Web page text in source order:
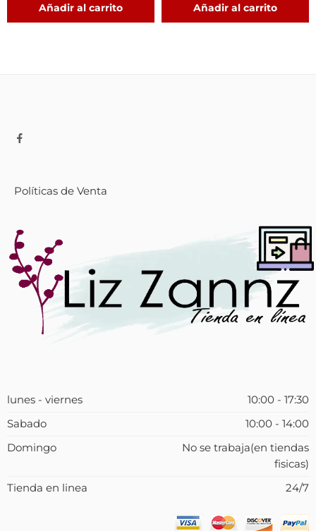
Añadir al carrito Añadir al carrito
Políticas de Venta
lunes - viernes
10:00 - 17:30
Sabado
10:00 - 14:00
Domingo
No se trabaja(en tiendas
fisicas)
Tienda en linea
24/7